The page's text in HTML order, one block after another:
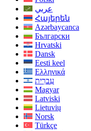
عربي
Հայերեն
Azərbaycanca
Български
Hrvatski
Dansk
Eesti keel
Ελληνικά
עִברִית
Magyar
Latviski
Lietuvių
Norsk
Türkçe